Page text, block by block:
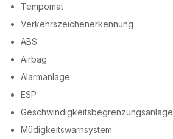
Tempomat
Verkehrszeichenerkennung
ABS
Airbag
Alarmanlage
ESP
Geschwindigkeitsbegrenzungsanlage
Müdigkeitswarnsystem